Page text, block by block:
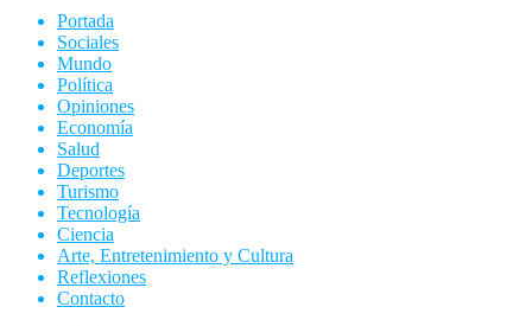
Portada
Sociales
Mundo
Política
Opiniones
Economía
Salud
Deportes
Turismo
Tecnología
Ciencia
Arte, Entretenimiento y Cultura
Reflexiones
Contacto